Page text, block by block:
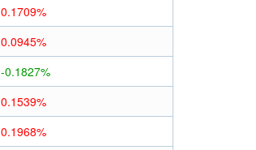
0.1709%
0.0945%
-0.1827%
0.1539%
0.1968%